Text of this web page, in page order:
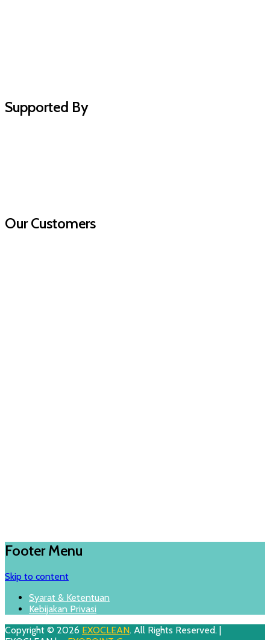
Supported By
Our Customers
Footer Menu
Skip to content
Syarat & Ketentuan
Kebijakan Privasi
Copyright © 2026 EXOCLEAN. All Rights Reserved. |